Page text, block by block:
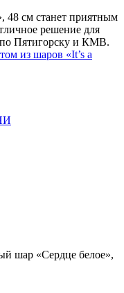
48 см станет приятным
решение для
по Пятигорску и КМВ.
из шаров «It’s a
шар «Сердце белое»,